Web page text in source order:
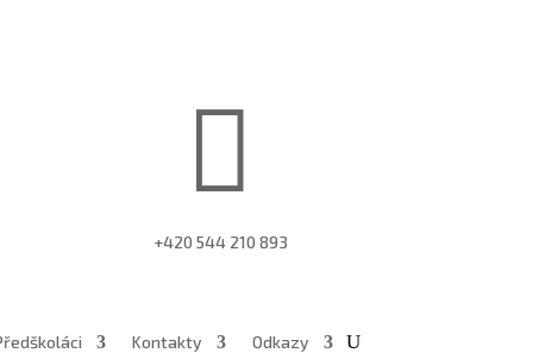

+420 544 210 893
Kontakty Odkazy